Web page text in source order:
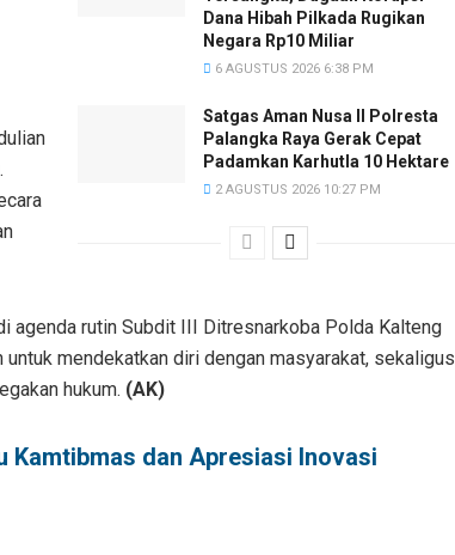
Dana Hibah Pilkada Rugikan
Negara Rp10 Miliar
6 AGUSTUS 2026 6:38 PM
Satgas Aman Nusa II Polresta
Palangka Raya Gerak Cepat
Padamkan Karhutla 10 Hektare
2 AGUSTUS 2026 10:27 PM
agenda rutin Subdit III Ditresnarkoba Polda Kalteng
mendekatkan diri dengan masyarakat, sekaligus
hukum. (AK)
Kamtibmas dan Apresiasi Inovasi